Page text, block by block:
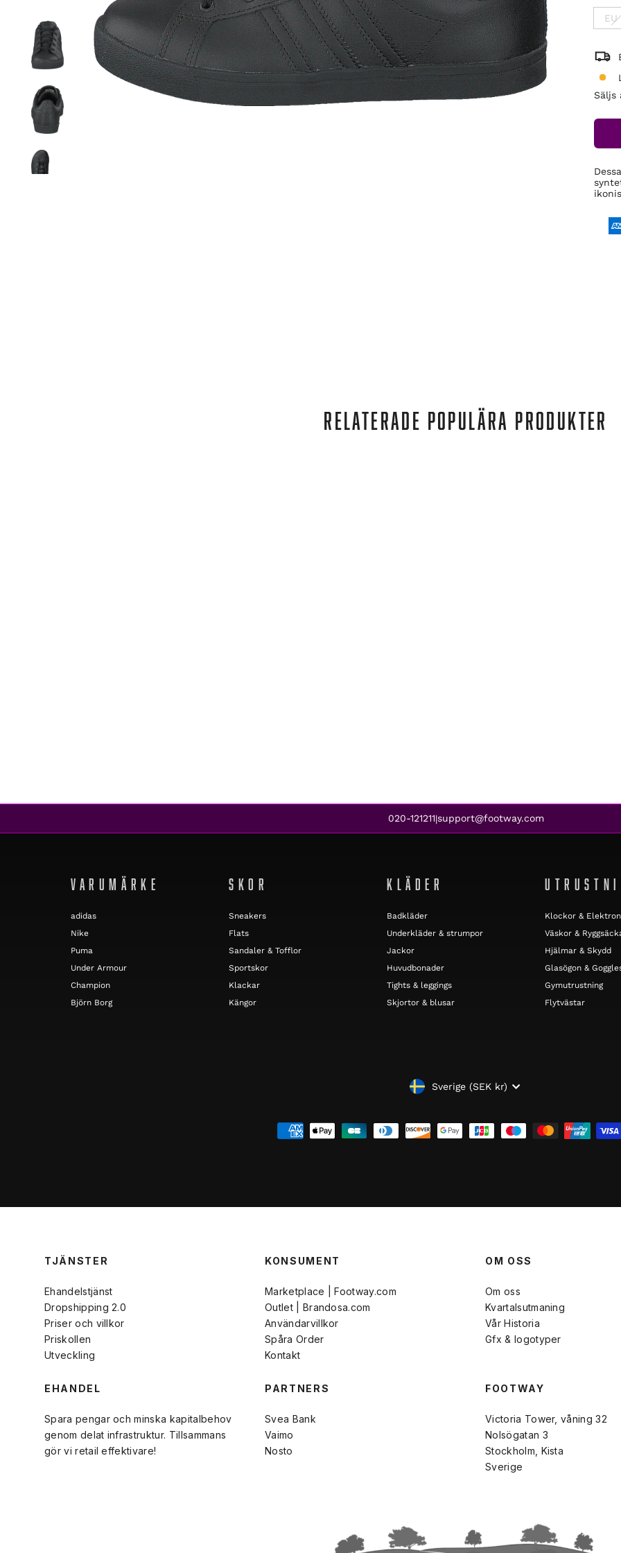
EU
Säljs
RELATERADE POPULÄRA PRODUKTER
020-121211|support@footway.com
VARUMÄRKE
adidas
Nike
Puma
Under Armour
Champion
Björn Borg
SKOR
Sneakers
Flats
Sandaler & Tofflor
Sportskor
Klackar
Kängor
KLÄDER
Badkläder
Underkläder & strumpor
Jackor
Huvudbonader
Tights & leggings
Skjortor & blusar
Klockor &
Väskor &
Hjälmar & Skydd
Glasögon &
Gymutrustning
Flytvästar
VALUTA
Sverige (SEK kr)
TJÄNSTER
Ehandelstjänst
Dropshipping 2.0
Priser och villkor
Priskollen
Utveckling
KONSUMENT
Marketplace | Footway.com
Outlet | Brandosa.com
Användarvillkor
Spåra Order
Kontakt
OM OSS
Om oss
Kvartalsutmaning
Vår Historia
Gfx & logotyper
EHANDEL
Spara pengar och minska kapitalbehov
genom delat infrastruktur. Tillsammans
gör vi retail effektivare!
PARTNERS
Svea Bank
Vaimo
Nosto
FOOTWAY
Victoria Tower, våning 32
Nolsögatan 3
Stockholm, Kista
Sverige